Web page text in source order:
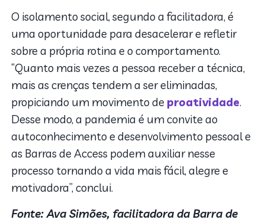
O isolamento social, segundo a facilitadora, é
uma oportunidade para desacelerar e refletir
sobre a própria rotina e o comportamento.
“Quanto mais vezes a pessoa receber a técnica,
mais as crenças tendem a ser eliminadas,
propiciando um movimento de proatividade.
Desse modo, a pandemia é um convite ao
autoconhecimento e desenvolvimento pessoal e
as Barras de Access podem auxiliar nesse
processo tornando a vida mais fácil, alegre e
motivadora”, conclui.
Fonte: Ava Simões, facilitadora da Barra de